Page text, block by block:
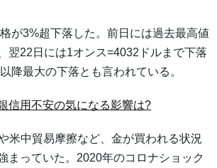
が3%超下落した。前日には過去最高値
翌22日には1オンス=4032ドルまで下落
降最大の下落とも言われている。
信用不安の気になる影響は?
米中貿易摩擦など、金が買われる状況
まっていた。2020年のコロナショック